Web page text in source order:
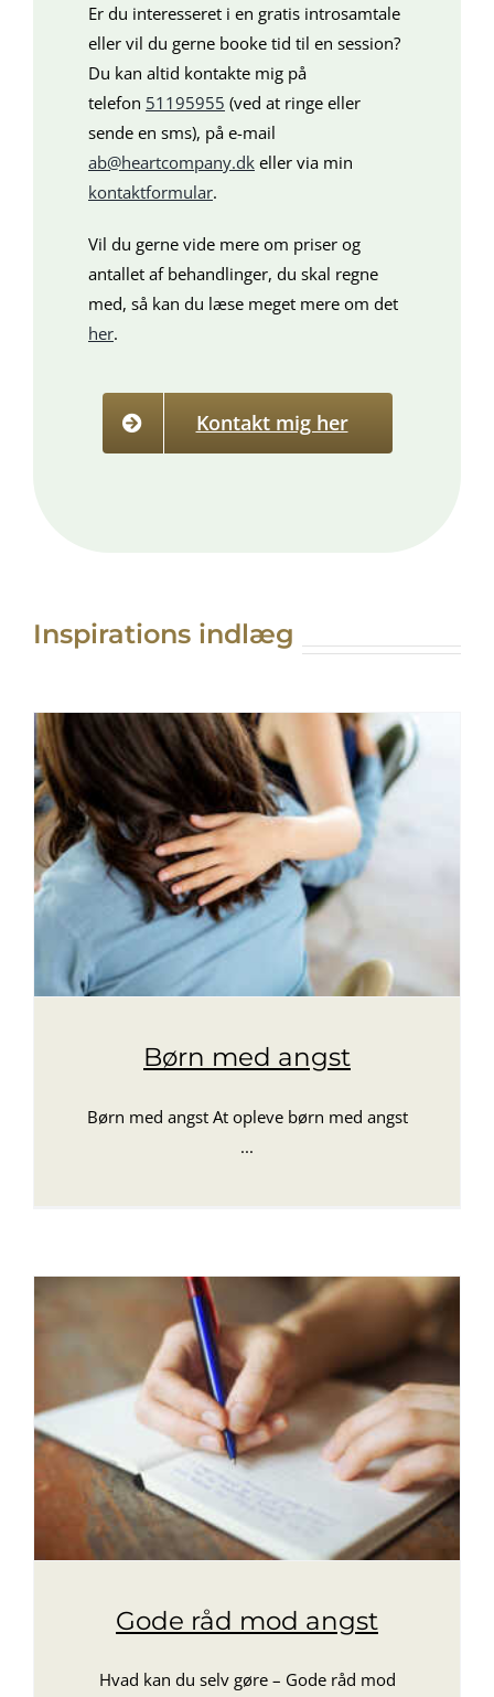
Er du interesseret i en gratis introsamtale
eller vil du gerne booke tid til en session?
Du kan altid kontakte mig på
telefon 51195955 (ved at ringe eller
sende en sms), på e-mail
ab@heartcompany.dkeller via min
kontaktformular.
Vil du gerne vide mere om priser og
antallet af behandlinger, du skal regne
med, så kan du læse meget mere om det
her.
Kontakt mig her
Inspirations indlæg
Børn med angst
Børn med angst At opleve børn med angst
...
Gode råd mod angst
Hvad kan du selv gøre – Gode råd mod